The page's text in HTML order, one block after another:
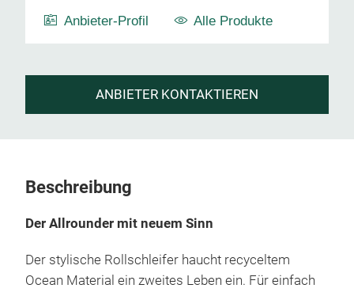
Anbieter-Profil Alle Produkte
ANBIETER KONTAKTIEREN
Beschreibung
Der Allrounder mit neuem Sinn
Der stylische Rollschleifer haucht recyceltem
Ocean Material ein zweites Leben ein. Für einfach